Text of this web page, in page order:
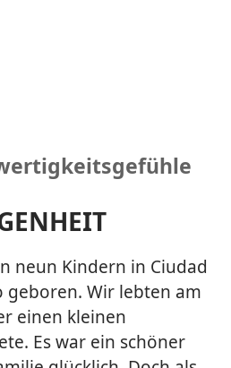
neun Kindern in Ciudad
Wir lebten am
einen kleinen
Es war ein schöner